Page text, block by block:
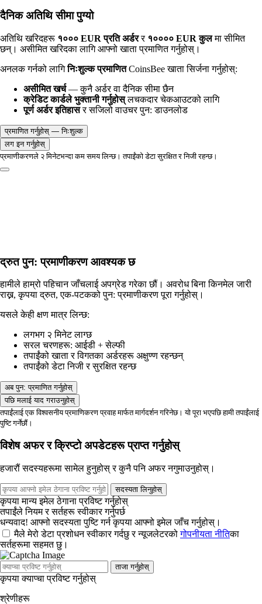
दैनिक अतिथि सीमा पुग्यो
अतिथि खरिदहरू १००० EUR प्रति अर्डरर १०००० EUR कुलमा सीमित
छन्। असीमित खरिदका लागि आफ्नो खाता प्रमाणित गर्नुहोस्।
अनलक गर्नको लागिनिःशुल्क प्रमाणितCoinsBee खाता सिर्जना गर्नुहोस्:
असीमित खर्च— कुनै अर्डर वा दैनिक सीमा छैन
क्रेडिट कार्डले भुक्तानी गर्नुहोस्लचकदार चेकआउटको लागि
पूर्ण अर्डर इतिहासर सजिलो वाउचर पुन: डाउनलोड
प्रमाणित गर्नुहोस् — निःशुल्क
लग इन गर्नुहोस्
प्रमाणीकरणले २ मिनेटभन्दा कम समय लिन्छ। तपाईंको डेटा सुरक्षित र निजी रहन्छ।
द्रुत पुन: प्रमाणीकरण आवश्यक छ
हामीले हाम्रो पहिचान जाँचलाई अपग्रेड गरेका छौं। अवरोध बिना किनमेल जारी
राख्न, कृपया द्रुत, एक-पटकको पुन: प्रमाणीकरण पूरा गर्नुहोस्।
यसले केही क्षण मात्र लिन्छ:
लगभग २ मिनेट लाग्छ
सरल चरणहरू: आईडी + सेल्फी
तपाईंको खाता र विगतका अर्डरहरू अक्षुण्ण रहन्छन्
तपाईंको डेटा निजी र सुरक्षित रहन्छ
अब पुन: प्रमाणित गर्नुहोस्
पछि मलाई याद गराउनुहोस्
तपाईंलाई एक विश्वसनीय प्रमाणिकरण प्रवाह मार्फत मार्गदर्शन गरिनेछ। यो पूरा भएपछि हामी तपाईंलाई
पुष्टि गर्नेछौं।
विशेष अफर र क्रिप्टो अपडेटहरू प्राप्त गर्नुहोस्
हजारौं सदस्यहरूमा सामेल हुनुहोस् र कुनै पनि अफर नगुमाउनुहोस्।
सदस्यता लिनुहोस्
कृपया मान्य इमेल ठेगाना प्रविष्ट गर्नुहोस्
तपाईंले नियम र सर्तहरू स्वीकार गर्नुपर्छ
धन्यवाद! आफ्नो सदस्यता पुष्टि गर्न कृपया आफ्नो इमेल जाँच गर्नुहोस्।
मैले मेरो डेटा प्रशोधन स्वीकार गर्दछु र न्यूजलेटरकोगोपनीयता नीतिका
सर्तहरूमा सहमत छु।
ताजा गर्नुहोस्
कृपया क्याप्चा प्रविष्ट गर्नुहोस्
श्रेणीहरू